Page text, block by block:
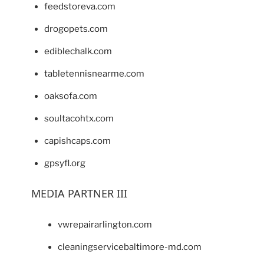
feedstoreva.com
drogopets.com
ediblechalk.com
tabletennisnearme.com
oaksofa.com
soultacohtx.com
capishcaps.com
gpsyfl.org
MEDIA PARTNER III
vwrepairarlington.com
cleaningservicebaltimore-md.com